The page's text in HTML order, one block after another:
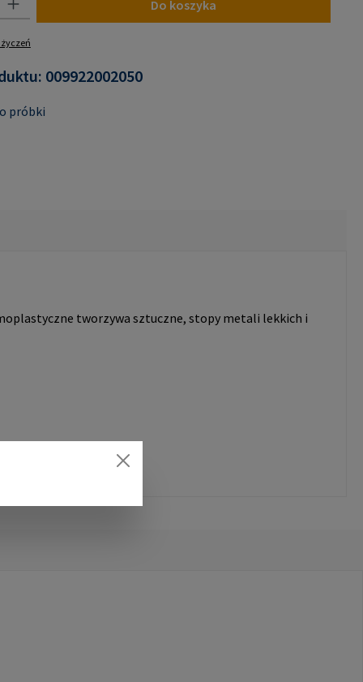
Do koszyka
009922002050
próbki
tworzywa sztuczne, stopy metali lekkich i